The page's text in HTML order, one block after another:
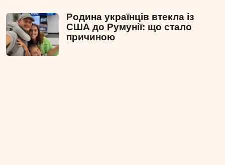
Родина українців втекла із
США до Румунії: що стало
причиною